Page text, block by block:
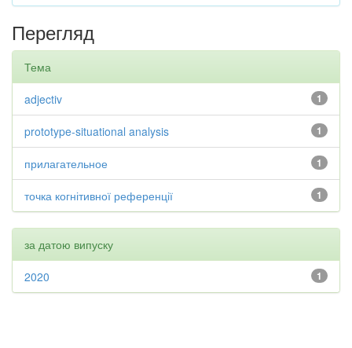
Перегляд
Тема
1
adjectiv
1
prototype-situational analysis
1
прилагательное
1
точка когнітивної референції
за датою випуску
1
2020